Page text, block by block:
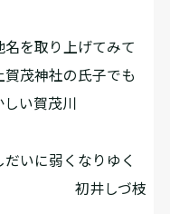
を取り上げてみて
茂神社の氏子でも
い賀茂川――
いに弱くなりゆく
初井しづ枝